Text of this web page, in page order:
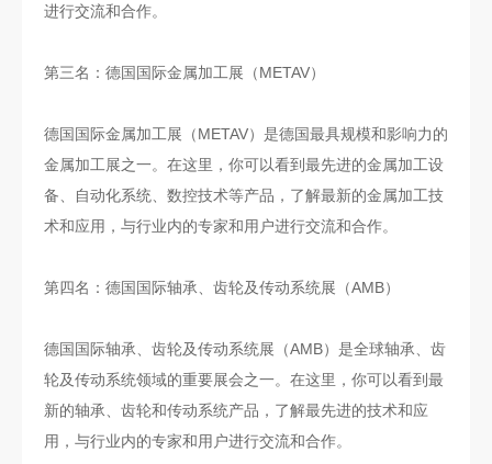
进行交流和合作。
第三名：德国国际金属加工展（METAV）
德国国际金属加工展（METAV）是德国最具规模和影响力的
金属加工展之一。在这里，你可以看到最先进的金属加工设
备、自动化系统、数控技术等产品，了解最新的金属加工技
术和应用，与行业内的专家和用户进行交流和合作。
第四名：德国国际轴承、齿轮及传动系统展（AMB）
德国国际轴承、齿轮及传动系统展（AMB）是全球轴承、齿
轮及传动系统领域的重要展会之一。在这里，你可以看到最
新的轴承、齿轮和传动系统产品，了解最先进的技术和应
用，与行业内的专家和用户进行交流和合作。